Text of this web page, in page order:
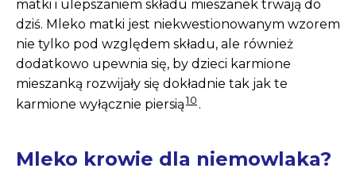
matki i ulepszaniem składu mieszanek trwają do
dziś. Mleko matki jest niekwestionowanym wzorem
nie tylko pod względem składu, ale również
dodatkowo upewnia się, by dzieci karmione
mieszanką rozwijały się dokładnie tak jak te
karmione wyłącznie piersią10 .
Mleko krowie dla niemowlaka?